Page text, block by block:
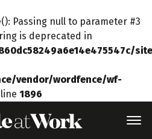
Passing null to parameter #3
is deprecated in
vendor/wordfence/wf-
1896